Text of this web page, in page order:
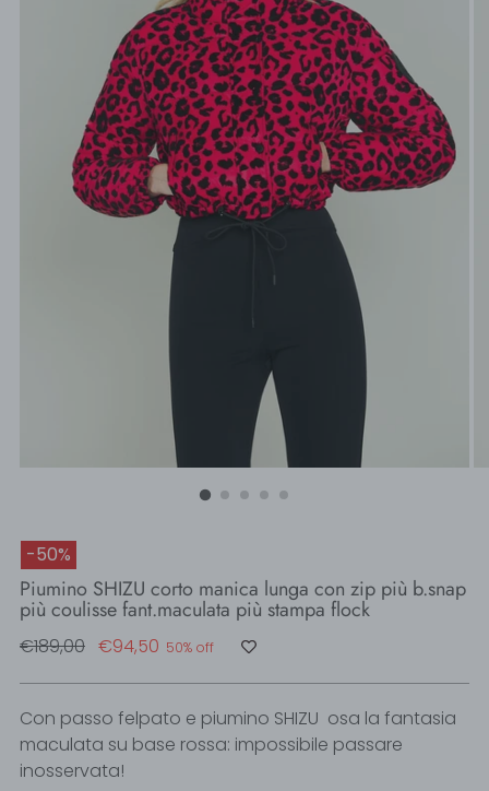
-50%
Piumino SHIZU corto manica lunga con zip più b.snap
più coulisse fant.maculata più stampa flock
Regular
€189,00 €94,50 50% off
Con passo felpato e piumino SHIZU osa la fantasia
maculata su base rossa: impossibile passare
inosservata!